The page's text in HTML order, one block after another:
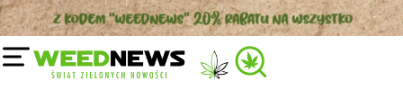
Przejdź
do
treści